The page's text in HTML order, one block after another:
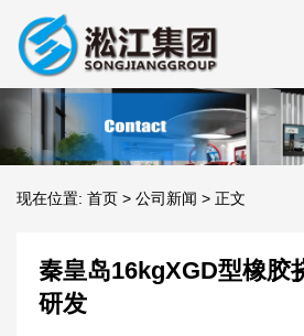
现在位置: 首页 > 公司新闻 > 正文
秦皇岛16kgXGD型橡胶
研发